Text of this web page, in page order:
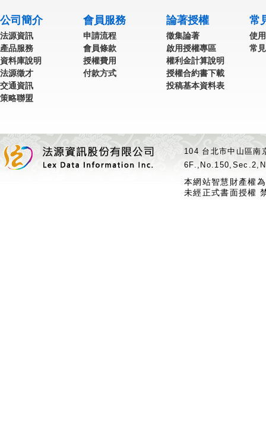
公司簡介
法源資訊
產品服務
資料庫說明
法源徵才
交通資訊
策略聯盟
會員服務
申請流程
會員條款
授權費用
付款方式
論著授權
徵集論著
啟用授權專區
權利金計算說明
授權合約書下載
投稿基本資料表
常
使
常
104 台北市中山區
本網站智慧財產權
未經正式書面授權